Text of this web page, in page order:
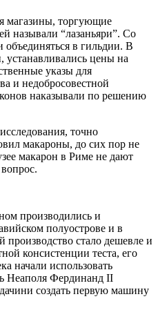
магазины, торгующие
называли “лазаньяри”. Со
объединяться в гильдии. В
устанавливались цены на
указы для
и недобросовестной
наказывали по решению
точно
макароны, до сих пор не
макарон в Риме не дают
производились и
полуострове и в
производство стало дешевле и
консистенции теста, его
начали использовать
Неаполя Фердинанд II
создать первую машину